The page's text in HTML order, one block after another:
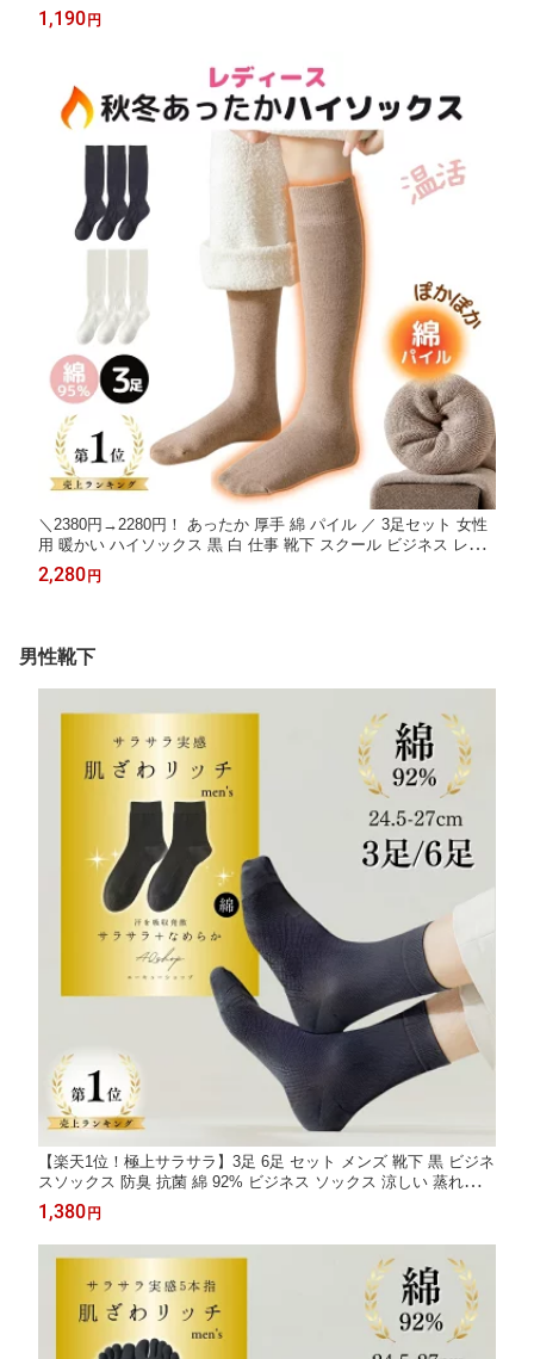
靴下 黒靴下 黒ソックス 白ソックス レディース靴下 春 夏 夏用 秋
送料無料 22.5-24.5cm 3足 セット
1,190円
＼2380円→2280円！ あったか 厚手 綿 パイル ／ 3足セット 女性
用 暖かい ハイソックス 黒 白 仕事 靴下 スクール ビジネス レデ
ィース ロング あったか靴下 あったかソックス あったかい 温かい
防寒 暖かい靴下 秋 冬 冬用 ブラック 22.5-25cm 3足 セット AQsh
2,280円
男性靴下
【楽天1位！極上サラサラ】3足 6足 セット メンズ 靴下 黒 ビジネ
スソックス 防臭 抗菌 綿 92% ビジネス ソックス 涼しい 蒸れない
メッシュ ショート 薄手 メンズソックス 男性 ビジネス靴下 通勤
仕事 春 夏 夏用 クルー丈 グレー ネイビー 24.5-27cm 3足セット 6
足セット
1,380円